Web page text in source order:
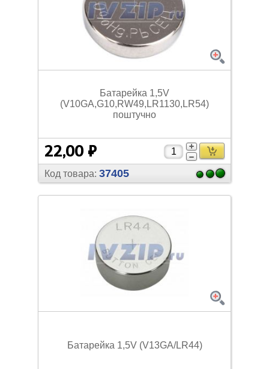
Батарейка 1,5V
(V10GA,G10,RW49,LR1130,LR54)
поштучно
22,00 ₽
Код товара: 37405
Батарейка 1,5V (V13GA/LR44)